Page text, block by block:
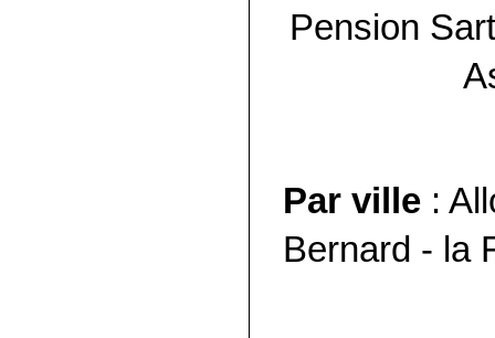
Pension
Par ville :
Bernard - la